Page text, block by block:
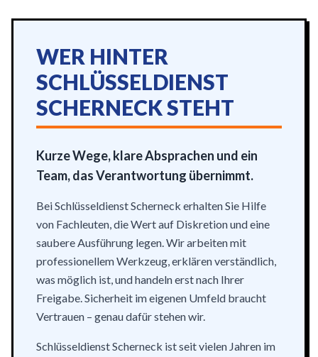
WER HINTER
SCHLÜSSELDIENST
SCHERNECK STEHT
Kurze Wege, klare Absprachen und ein
Team, das Verantwortung übernimmt.
Bei Schlüsseldienst Scherneck erhalten Sie Hilfe
von Fachleuten, die Wert auf Diskretion und eine
saubere Ausführung legen. Wir arbeiten mit
professionellem Werkzeug, erklären verständlich,
was möglich ist, und handeln erst nach Ihrer
Freigabe. Sicherheit im eigenen Umfeld braucht
Vertrauen – genau dafür stehen wir.
Schlüsseldienst Scherneck ist seit vielen Jahren im